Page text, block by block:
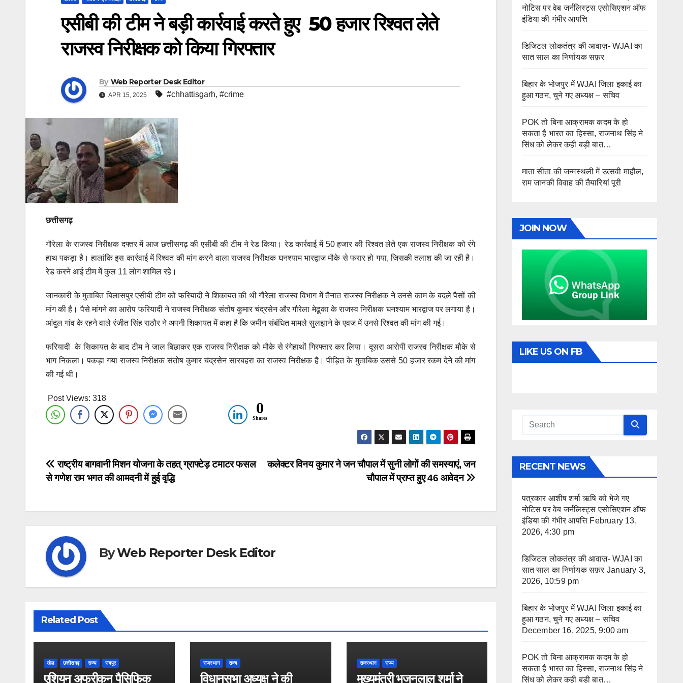
एसीबी की टीम ने बड़ी कार्रवाई करते हुए 50 हजार रिश्वत लेते
राजस्व निरीक्षक को किया गिरफ्तार
By Web Reporter Desk Editor
APR 15, 2025 #chhattisgarh, #crime
छत्तीसगढ़
गौरेला के राजस्व निरीक्षक दफ्तर में आज छत्तीसगढ़ की एसीबी की टीम ने रेड किया। रेड कार्रवाई में 50 हजार की रिश्वत लेते एक राजस्व निरीक्षक को रंगे
हाथ पकड़ा है। हालांकि इस कार्रवाई में रिश्वत की मांग करने वाला राजस्व निरीक्षक घनश्याम भारद्वाज मौके से फरार हो गया, जिसकी तलाश की जा रही है।
रेड करने आई टीम में कुल 11 लोग शामिल रहे।
जानकारी के मुताबित बिलासपुर एसीबी टीम को फरियादी ने शिकायत की थी गौरेला राजस्व विभाग में तैनात राजस्व निरीक्षक ने उनसे काम के बदले पैसों की
मांग की है। पैसे मांगने का आरोप फरियादी ने राजस्व निरीक्षक संतोष कुमार चंद्रसेन और गौरेला मेढूका के राजस्व निरीक्षक घनश्याम भारद्वाज पर लगाया है।
आंदुल गांव के रहने वाले रंजीत सिंह राठौर ने अपनी शिकायत में कहा है कि जमीन संबंधित मामले सुलझाने के एवज में उनसे रिश्वत की मांग की गई।
फरियादी के सिकायत के बाद टीम ने जाल बिछाकर एक राजस्व निरीक्षक को मौके से रंगेहाथों गिरफ्तार कर लिया। दूसरा आरोपी राजस्व निरीक्षक मौके से
भाग निकला। पकड़ा गया राजस्व निरीक्षक संतोष कुमार चंद्रसेन सारबहरा का राजस्व निरीक्षक है। पीड़ित के मुताबिक उससे 50 हजार रकम देने की मांग
की गई थी।
Post Views: 318
0
Shares
Post
कलेक्टर विनय कुमार ने जन चौपाल में सुनी लोगों की समस्याएं, जन
चौपाल में प्राप्त हुए 46 आवेदन
राष्ट्रीय बागवानी मिशन योजना के तहत् ग्राफ्टेड़ टमाटर फसल
से गणेश राम भगत की आमदनी में हुई वृद्धि
ByWeb Reporter Desk Editor
Related Post
खेल छत्तीसगढ़ राज्य रायपुर
एशियन अफ्रीकन पैसिफिक
राजस्थान राज्य
विधानसभा अध्यक्ष ने की
राजस्थान राज्य
मुख्यमंत्री भजनलाल शर्मा ने
नोटिस पर वेब जर्नलिस्ट्स एसोसिएशन ऑफ
इंडिया की गंभीर आपत्ति
डिजिटल लोकतंत्र की आवाज़- WJAI का
सात साल का निर्णायक सफ़र
बिहार के भोजपुर में WJAI जिला इकाई का
हुआ गठन, चुने गए अध्यक्ष – सचिव
POK तो बिना आक्रामक कदम के हो
सकता है भारत का हिस्सा, राजनाथ सिंह ने
सिंध को लेकर कही बड़ी बात…
माता सीता की जन्मस्थली में उत्सवी माहौल,
राम जानकी विवाह की तैयारियां पूरी
JOIN NOW
LIKE US ON FB
RECENT NEWS
पत्रकार आशीष शर्मा ऋषि को भेजे गए
नोटिस पर वेब जर्नलिस्ट्स एसोसिएशन ऑफ
इंडिया की गंभीर आपत्ति February 13,
2026, 4:30 pm
डिजिटल लोकतंत्र की आवाज़- WJAI का
सात साल का निर्णायक सफ़र January 3,
2026, 10:59 pm
बिहार के भोजपुर में WJAI जिला इकाई का
हुआ गठन, चुने गए अध्यक्ष – सचिव
December 16, 2025, 9:00 am
POK तो बिना आक्रामक कदम के हो
सकता है भारत का हिस्सा, राजनाथ सिंह ने
सिंध को लेकर कही बड़ी बात…